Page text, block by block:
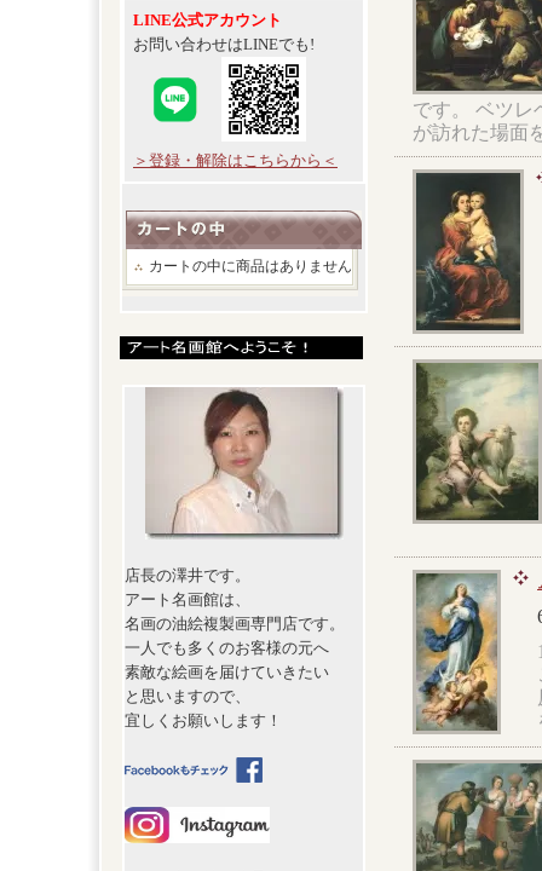
LINE公式アカウント
お問い合わせはLINEでも!
＞登録・解除はこちらから＜
カートの中に商品はありません
店長の澤井です。
アート名画館は、
名画の油絵複製画専門店です。
一人でも多くのお客様の元へ
素敵な絵画を届けていきたい
と思いますので、
宜しくお願いします！
です。 ベツレ
が訪れた場面